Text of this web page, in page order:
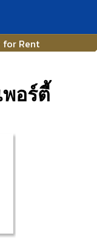
for Rent
อร์ตี้